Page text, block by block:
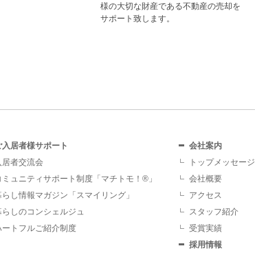
様の大切な財産である不動産の売却を
サポート致します。
入居者様サポート
居者交流会
ミュニティサポート制度「マチトモ！®」
らし情報マガジン「スマイリング」
らしのコンシェルジュ
ートフルご紹介制度
会社案内
トップメッセージ
会社概要
アクセス
スタッフ紹介
受賞実績
採用情報